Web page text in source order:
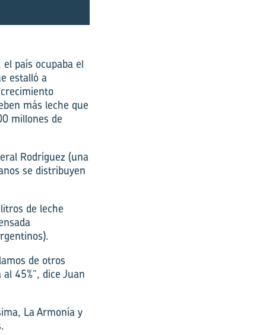
país ocupaba el
estalló a
más leche que
millones de
Rodríguez (una
se distribuyen
de leche
de otros
45%”, dice Juan
La Armonía y